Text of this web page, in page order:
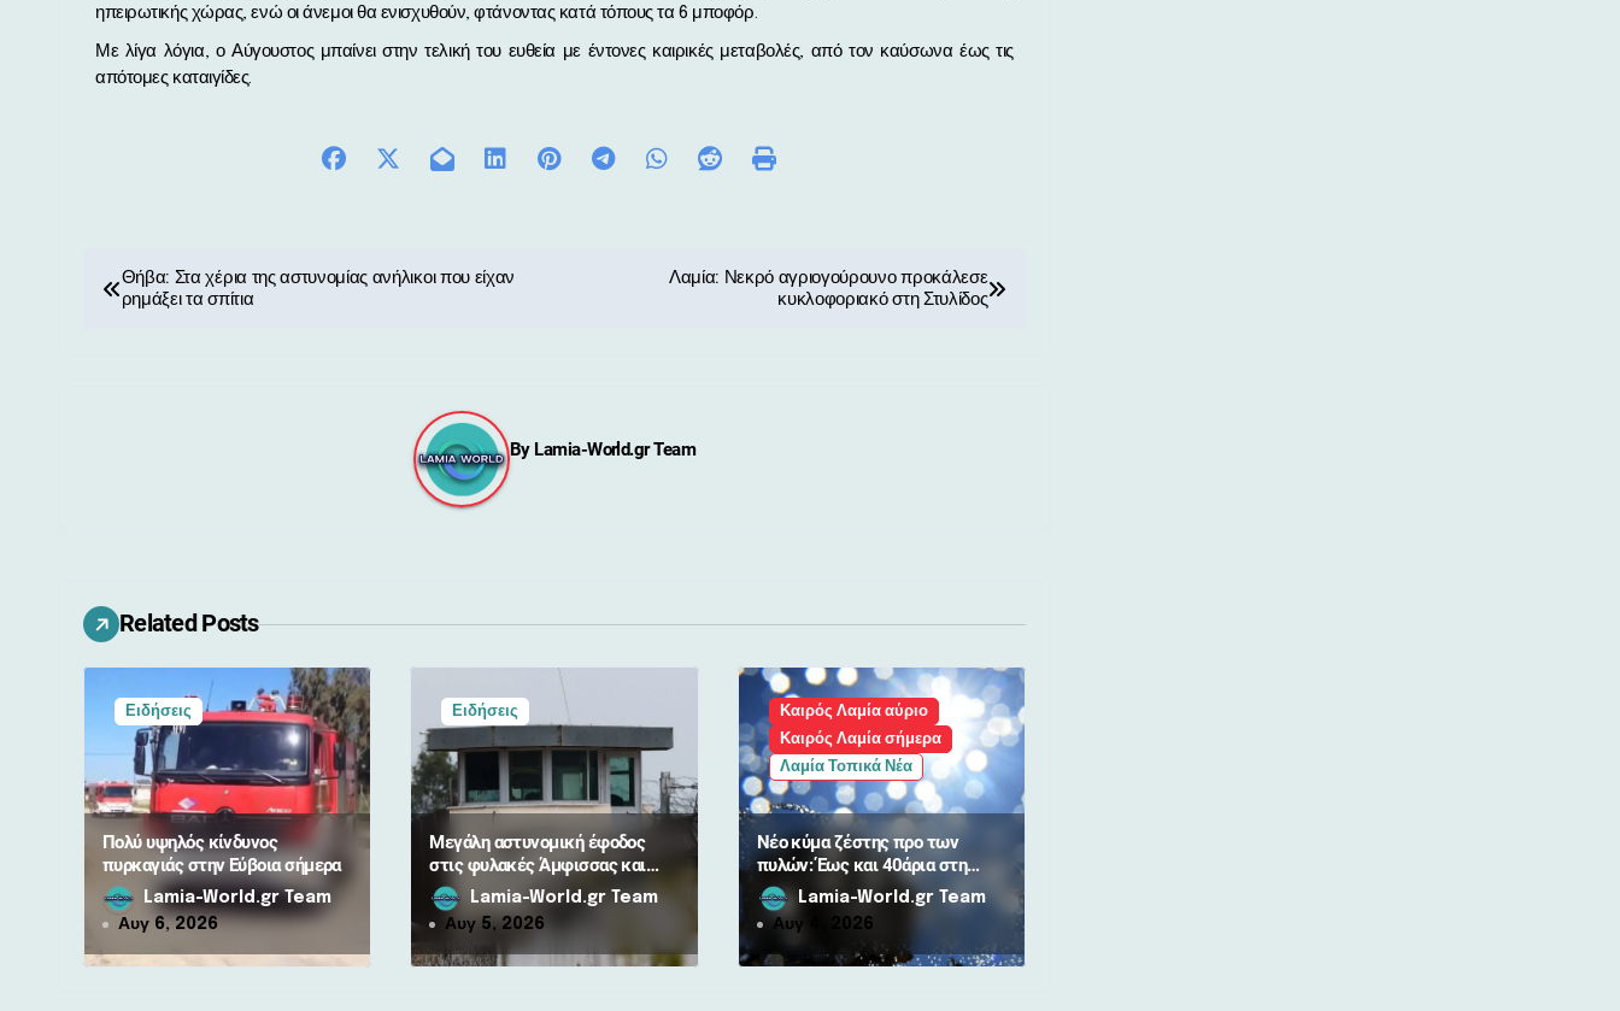
ηπειρωτικής χώρας, ενώ οι άνεμοι θα ενισχυθούν, φτάνοντας κατά τόπους τα 6 μποφόρ.
Με λίγα λόγια, ο Αύγουστος μπαίνει στην τελική του ευθεία με έντονες καιρικές μεταβολές, από τον καύσωνα έως τις
απότομες καταιγίδες.
η
ά
ρ
θ
ρ
ω
Θήβα: Στα χέρια της αστυνομίας ανήλικοι που είχαν
ρημάξει τα σπίτια
Λαμία: Νεκρό αγριογούρουνο προκάλεσε
κυκλοφοριακό στη Στυλίδος
By Lamia-World.gr Team
Related Posts
Ειδήσεις
Πολύ υψηλός κίνδυνος
πυρκαγιάς στην Εύβοια σήμερα
Lamia-World.gr Team
Αυγ 6, 2026
Ειδήσεις
Μεγάλη αστυνομική έφοδος
στις φυλακές Άμφισσας και
Μαλανδρίνου: 5 συλλήψεις
κρατουμένων
Lamia-World.gr Team
Αυγ 5, 2026
Καιρός Λαμία αύριο
Καιρός Λαμία σήμερα
Λαμία Τοπικά Νέα
Νέο κύμα ζέστης προ των
πυλών: Έως και 40άρια στη
ΛαμίαLamia-World.gr Team
Αυγ 4, 2026